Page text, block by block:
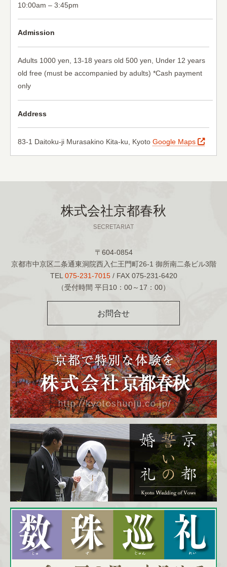
10:00am – 3:45pm
Admission
Adults 1000 yen, 13-18 years old 500 yen, Under 12 years
old free (must be accompanied by adults) *Cash payment
only
Address
83-1 Daitoku-ji Murasakino Kita-ku, KyotoGoogle Maps
株式会社京都春秋
SECRETARIAT
〒604-0854
京都市中京区二条通東洞院西入仁王門町26-1 御所南二条ビル3階
TEL075-231-7015/ FAX 075-231-6420
（受付時間 平日10：00～17：00）
お問合せ